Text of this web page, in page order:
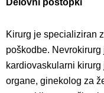
Delovni postopki
Kirurg je specializiran
poškodbe.
kardiovaskularni
organe, ginekolog za